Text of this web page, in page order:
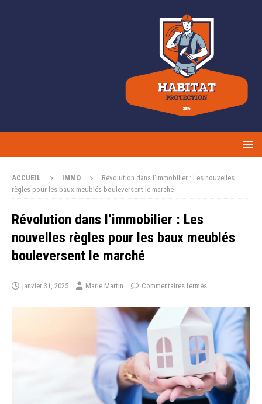
ACCUEIL IMMO
Révolution dans l’immobilier : Les nouvelles
règles pour les baux meublés bouleversent le marché
Révolution dans l’immobilier : Les
nouvelles règles pour les baux meublés
bouleversent le marché
janvier 31, 2025 Marie Martin Commentaires fermés